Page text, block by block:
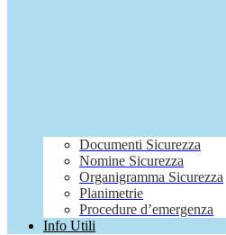
Documenti Sicurezza
Nomine Sicurezza
Organigramma Sicurezza
Planimetrie
Procedure d’emergenza
Info Utili